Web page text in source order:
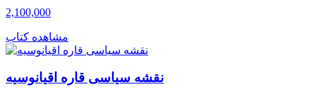
2,100,000
مشاهده کتاب
نقشه سیاسی قاره اقیانوسیه